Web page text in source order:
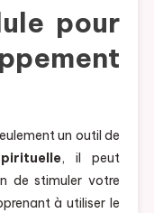
pour
un outil de
, il peut
de stimuler votre
à utiliser le